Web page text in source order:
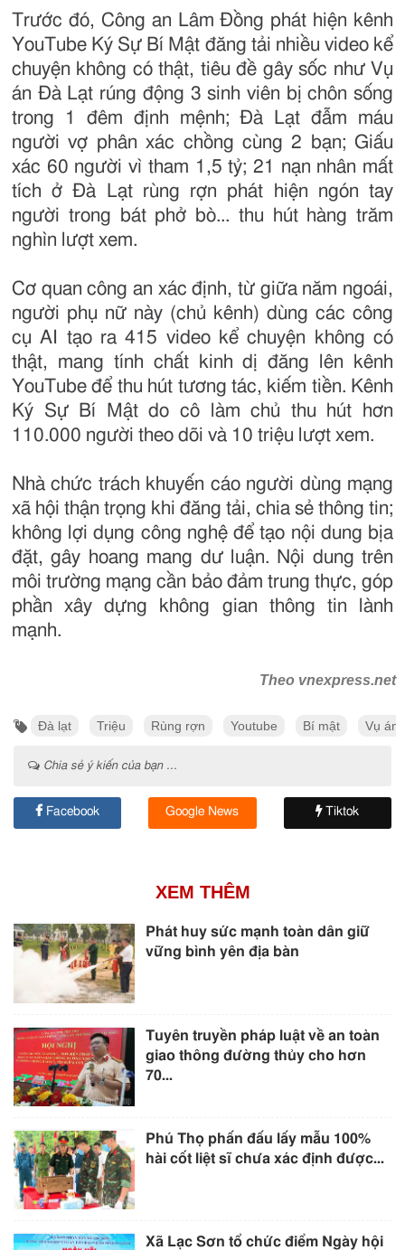
Trước đó, Công an Lâm Đồng phát hiện kênh
YouTube Ký Sự Bí Mật đăng tải nhiều video kể
chuyện không có thật, tiêu đề gây sốc như Vụ
án Đà Lạt rúng động 3 sinh viên bị chôn sống
trong 1 đêm định mệnh; Đà Lạt đẫm máu
người vợ phân xác chồng cùng 2 bạn; Giấu
xác 60 người vì tham 1,5 tỷ; 21 nạn nhân mất
tích ở Đà Lạt rùng rợn phát hiện ngón tay
người trong bát phở bò... thu hút hàng trăm
nghìn lượt xem.
Cơ quan công an xác định, từ giữa năm ngoái,
người phụ nữ này (chủ kênh) dùng các công
cụ AI tạo ra 415 video kể chuyện không có
thật, mang tính chất kinh dị đăng lên kênh
YouTube để thu hút tương tác, kiếm tiền. Kênh
Ký Sự Bí Mật do cô làm chủ thu hút hơn
110.000 người theo dõi và 10 triệu lượt xem.
Nhà chức trách khuyến cáo người dùng mạng
xã hội thận trọng khi đăng tải, chia sẻ thông tin;
không lợi dụng công nghệ để tạo nội dung bịa
đặt, gây hoang mang dư luận. Nội dung trên
môi trường mạng cần bảo đảm trung thực, góp
phần xây dựng không gian thông tin lành
mạnh.
Theo vnexpress.net
Đà lạt Triệu Rùng rợn Youtube Bí mật Vụ án
Chia sẻ ý kiến của bạn ...
Facebook Google News Tiktok
XEM THÊM
Phát huy sức mạnh toàn dân giữ
vững bình yên địa bàn
Tuyên truyền pháp luật về an toàn
giao thông đường thủy cho hơn
70...
Phú Thọ phấn đấu lấy mẫu 100%
hài cốt liệt sĩ chưa xác định được...
Xã Lạc Sơn tổ chức điểm Ngày hội